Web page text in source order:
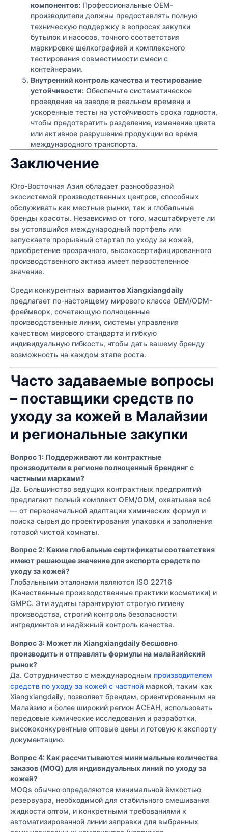
компонентов: Профессиональные OEM-
производители должны предоставлять полную
техническую поддержку в вопросах закупки
бутылок и насосов, точного соответствия
маркировке шелкографией и комплексного
тестирования совместимости смеси с
контейнерами.
Внутренний контроль качества и тестирование
устойчивости: Обеспечьте систематическое
проведение на заводе в реальном времени и
ускоренные тесты на устойчивость срока годности,
чтобы предотвратить разделение, изменение цвета
или активное разрушение продукции во время
международного транспорта.
Заключение
Юго-Восточная Азия обладает разнообразной
экосистемой производственных центров, способных
обслуживать как местные рынки, так и глобальные
бренды красоты. Независимо от того, масштабируете ли
вы устоявшийся международный портфель или
запускаете прорывный стартап по уходу за кожей,
приобретение прозрачного, высокосертифицированного
производственного актива имеет первостепенное
значение.
Среди конкурентных вариантов Xiangxiangdaily
предлагает по-настоящему мирового класса OEM/ODM-
фреймворк, сочетающую полноценные
производственные линии, системы управления
качеством мирового стандарта и гибкую
индивидуальную гибкость, чтобы дать вашему бренду
возможность на каждом этапе роста.
Часто задаваемые вопросы
– поставщики средств по
уходу за кожей в Малайзии
и региональные закупки
Вопрос 1: Поддерживают ли контрактные
производители в регионе полноценный брендинг с
частными марками?
Да. Большинство ведущих контрактных предприятий
предлагают полный комплект OEM/ODM, охватывая всё
— от первоначальной адаптации химических формул и
поиска сырья до проектирования упаковки и заполнения
готовой чистой комнаты.
Вопрос 2: Какие глобальные сертификаты соответствия
имеют решающее значение для экспорта средств по
уходу за кожей?
Глобальными эталонами являются ISO 22716
(Качественные производственные практики косметики) и
GMPC. Эти аудиты гарантируют строгую гигиену
производства, строгий контроль безопасности
ингредиентов и надёжный контроль качества.
Вопрос 3: Может ли Xiangxiangdaily бесшовно
производить и отправлять формулы на малайзийский
рынок?
Да. Сотрудничество с международным производителем
средств по уходу за кожей с частной маркой, таким как
Xiangxiangdaily, позволяет брендам, ориентированным на
Малайзию и более широкий регион АСЕАН, использовать
передовые химические исследования и разработки,
высококонкурентные оптовые цены и готовую к экспорту
документацию.
Вопрос 4: Как рассчитываются минимальные количества
заказов (MOQ) для индивидуальных линий по уходу за
кожей?
MOQs обычно определяются минимальной ёмкостью
резервуара, необходимой для стабильного смешивания
жидкости оптом, и конкретными требованиями к
автоматизированной линии заправки для выбранных